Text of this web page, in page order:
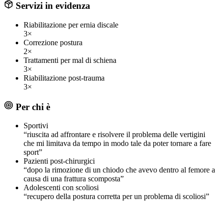
Servizi in evidenza
Riabilitazione per ernia discale
3×
Correzione postura
2×
Trattamenti per mal di schiena
3×
Riabilitazione post-trauma
3×
Per chi è
Sportivi
“riuscita ad affrontare e risolvere il problema delle vertigini
che mi limitava da tempo in modo tale da poter tornare a fare
sport”
Pazienti post-chirurgici
“dopo la rimozione di un chiodo che avevo dentro al femore a
causa di una frattura scomposta”
Adolescenti con scoliosi
“recupero della postura corretta per un problema di scoliosi”